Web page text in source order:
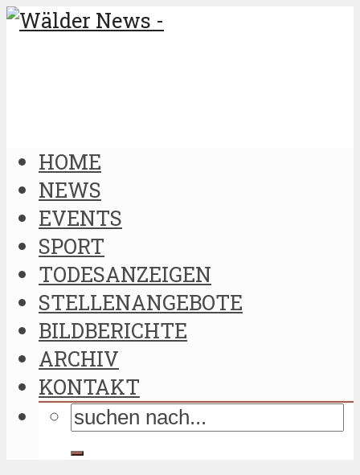
HOME
NEWS
EVENTS
SPORT
TODESANZEIGEN
STELLENANGEBOTE
BILDBERICHTE
ARCHIV
KONTAKT